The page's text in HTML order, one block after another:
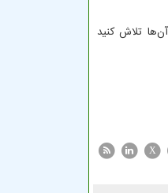
تلاش کنید
X